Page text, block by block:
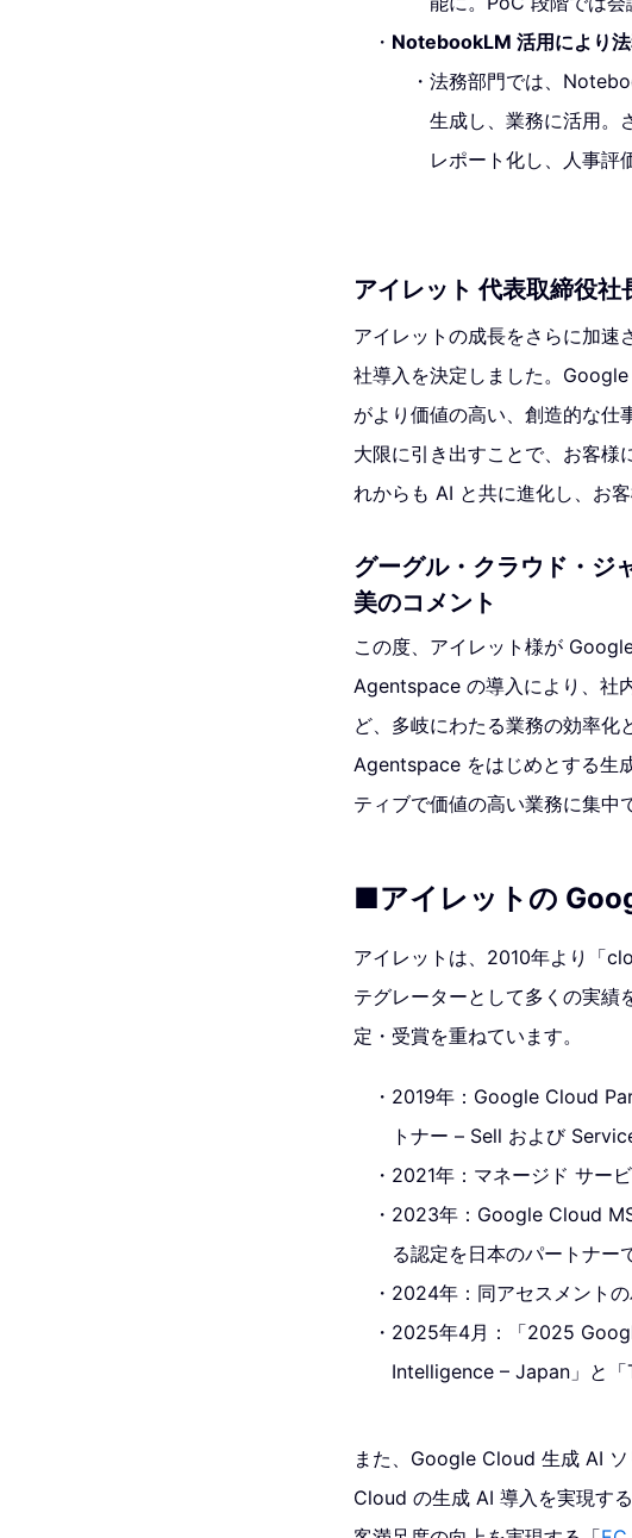
NotebookLM 活用により
法務部門では、
生成し、業務に活用。
レポート化し、人事評
アイレット 代表取締役社
アイレットの成長をさらに加
社導入を決定しました。
がより価値の高い、創造的な仕
大限に引き出すことで、お客様
れからも AI と共に進化し、お
グーグル・クラウド・ジ
美のコメント
この度、アイレット様が
Agentspace の導入により、社
ど、多岐にわたる業務の効率
Agentspace をはじめとする生
ティブで価値の高い業務に集中
■アイレットの
アイレットは、2010年より「
テグレーターとして多くの実績
定・受賞を重ねています。
2019年：Google Cloud
トナー – Sell および
2021年：マネージド サー
2023年：Google Cloud
る認定を日本のパートナー
2024年：同アセスメント
2025年4月：「2025
Intelligence – Japan」と
また、Google Cloud 生成 AI
Cloud の生成 AI 導入を実現す